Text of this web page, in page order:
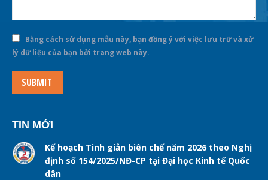
Bằng cách sử dụng mẫu này, bạn đồng ý với việc lưu trữ và xử
lý dữ liệu của bạn bởi trang web này.
SUBMIT
TIN MỚI
Kế hoạch Tinh giản biên chế năm 2026 theo Nghị
định số 154/2025/NĐ-CP tại Đại học Kinh tế Quốc
dân